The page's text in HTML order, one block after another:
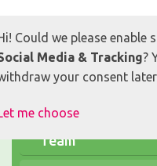
Team
Could we please
Media & Tracking?
your consent
me choose